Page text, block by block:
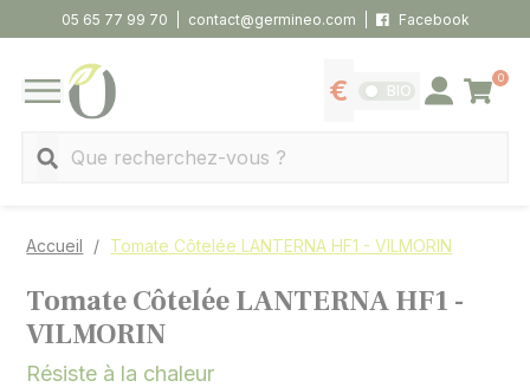
05 65 77 99 70 contact@germineo.com Facebook
MENU
Afficher les tarifs
BIO Se connecter
0
Panier
Accueil Tomate Côtelée LANTERNA HF1 - VILMORIN
Tomate Côtelée LANTERNA HF1 -
VILMORIN
Résiste à la chaleur
Panneau de gestion des cookies